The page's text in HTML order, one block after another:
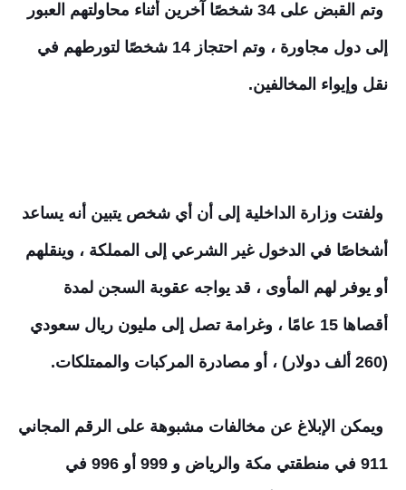
وتم القبض على 34 شخصًا آخرين أثناء محاولتهم العبور
إلى دول مجاورة ، وتم احتجاز 14 شخصًا لتورطهم في
نقل وإيواء المخالفين.
ولفتت وزارة الداخلية إلى أن أي شخص يتبين أنه يساعد
أشخاصًا في الدخول غير الشرعي إلى المملكة ، وينقلهم
أو يوفر لهم المأوى ، قد يواجه عقوبة السجن لمدة
أقصاها 15 عامًا ، وغرامة تصل إلى مليون ريال سعودي
(260 ألف دولار) ، أو مصادرة المركبات والممتلكات.
ويمكن الإبلاغ عن مخالفات مشبوهة على الرقم المجاني
911 في منطقتي مكة والرياض و 999 أو 996 في